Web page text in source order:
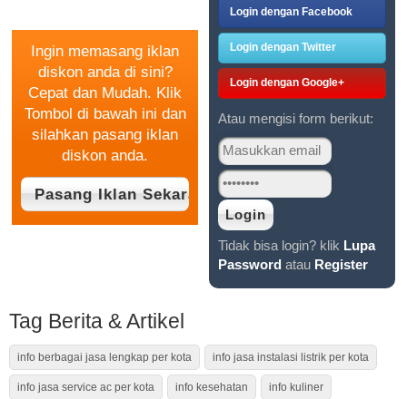
Ingin memasang iklan
diskon anda di sini?
Cepat dan Mudah. Klik
Tombol di bawah ini dan
silahkan pasang iklan
diskon anda.
Login dengan Facebook
Login dengan Twitter
Login dengan Google+
Atau mengisi form berikut:
Tidak bisa login? klik Lupa
Password atau Register
Tag Berita & Artikel
info berbagai jasa lengkap per kota info jasa instalasi listrik per kota
info jasa service ac per kota info kesehatan info kuliner